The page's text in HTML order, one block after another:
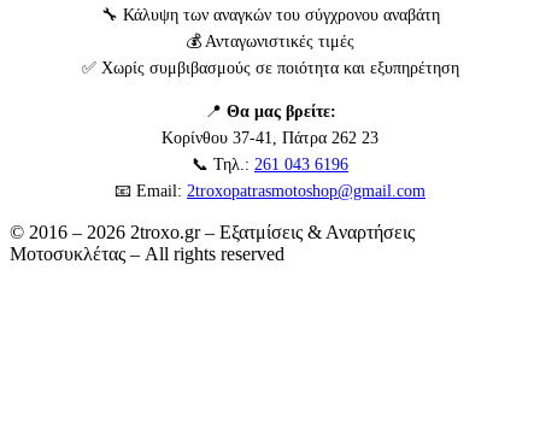
🔧 Κάλυψη των αναγκών του σύγχρονου αναβάτη
💰 Ανταγωνιστικές τιμές
✅ Χωρίς συμβιβασμούς σε ποιότητα και εξυπηρέτηση
📍 Θα μας βρείτε:
Κορίνθου 37-41, Πάτρα 262 23
📞 Τηλ.: 261 043 6196
📧 Email: 2troxopatrasmotoshop@gmail.com
© 2016 – 2026 2troxo.gr – Εξατμίσεις & Αναρτήσεις
Μοτοσυκλέτας – All rights reserved